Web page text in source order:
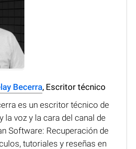
Becerra, Escritor técnico
es un escritor técnico de
la voz y la cara del canal de
Software: Recuperación de
tutoriales y reseñas en